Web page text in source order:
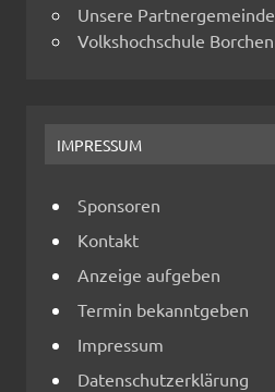
Unsere Partnergemeinde
Volkshochschule Borchen
IMPRESSUM
Sponsoren
Kontakt
Anzeige aufgeben
Termin bekanntgeben
Impressum
Datenschutzerklärung